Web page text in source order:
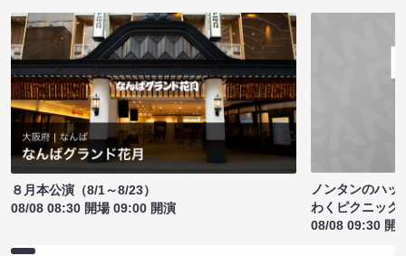
８月本公演（8/1～8/23）
08/08 08:30 開場 09:00 開演
ノンタンのハッ
わくピクニック
08/08 09:30 開